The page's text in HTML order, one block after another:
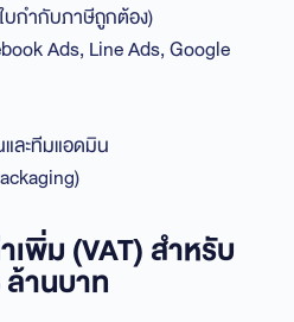
กำกับภาษีถูกต้อง)
Ads, Line Ads, Google
ละทีมแอดมิน
เพิ่ม (VAT) สำหรับ
านบาท